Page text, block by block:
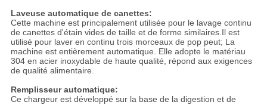
Laveuse automatique de canettes:
Cette machine est principalement utilisée pour le lavage continu
de canettes d'étain vides de taille et de forme similaires.Il est
utilisé pour laver en continu trois morceaux de pop peut; La
machine est entièrement automatique. Elle adopte le matériau
304 en acier inoxydable de haute qualité, répond aux exigences
de qualité alimentaire.
Remplisseur automatique:
Ce chargeur est développé sur la base de la digestion et de